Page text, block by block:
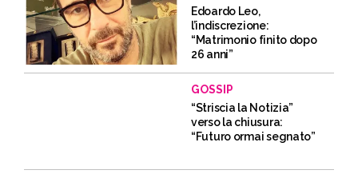
Edoardo Leo,
l’indiscrezione:
“Matrimonio finito dopo
26 anni”
GOSSIP
“Striscia la Notizia”
verso la chiusura:
“Futuro ormai segnato”